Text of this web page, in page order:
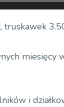
i